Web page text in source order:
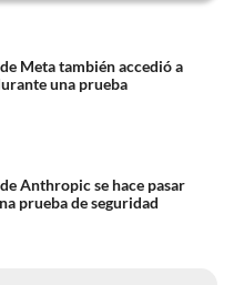
Meta también accedió a
una prueba
Anthropic se hace pasar
prueba de seguridad